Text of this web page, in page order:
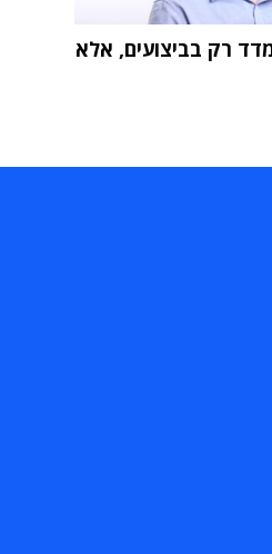
רק בביצועים, אלא